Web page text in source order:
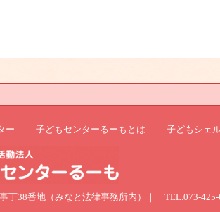
ー 子どもセンターるーもとは 子どもシェ
丁38番地（みなと法律事務所内）｜ TEL.073-425-